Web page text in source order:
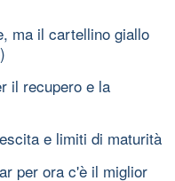
ma il cartellino giallo
il recupero e la
e limiti di maturità
per ora c'è il miglior